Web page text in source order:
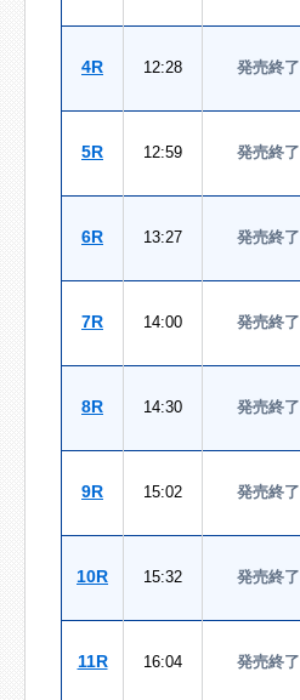
4R 12:28 発売終了
5R 12:59 発売終了
6R 13:27 発売終了
7R 14:00 発売終了
8R 14:30 発売終了
9R 15:02 発売終了
10R 15:32 発売終了
11R 16:04 発売終了